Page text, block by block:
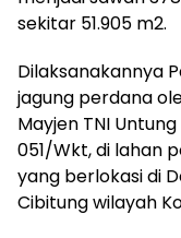
sekitar 51.905 m2.
Dilaksanakannya
jagung perdana
Mayjen TNI
051/Wkt, di lahan
yang berlokasi di
Cibitung wilayah